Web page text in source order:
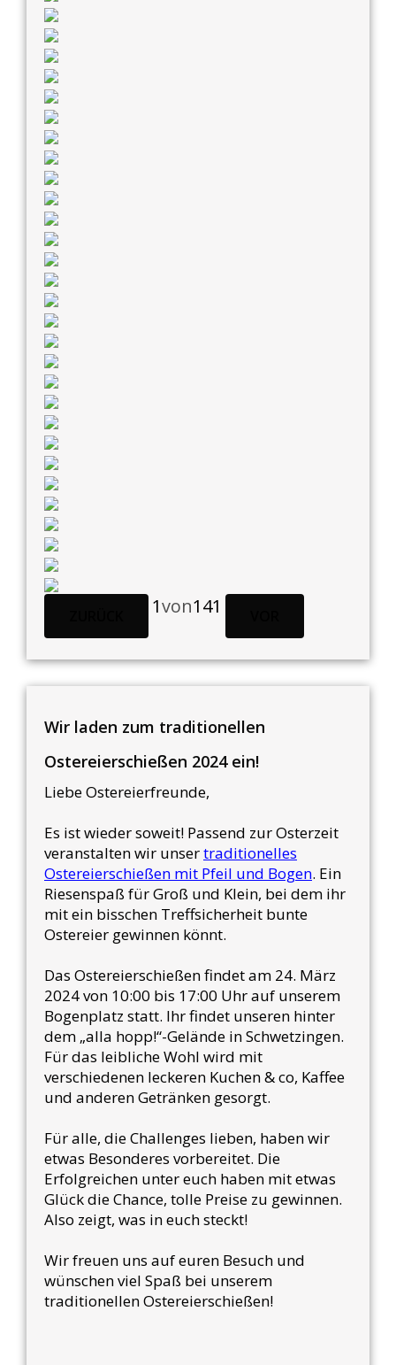
1von141
Wir laden zum traditionellen
Ostereierschießen 2024 ein!
Liebe Ostereierfreunde,
Es ist wieder soweit! Passend zur Osterzeit
veranstalten wir unsertraditionelles
Ostereierschießen mit Pfeil und Bogen. Ein
Riesenspaß für Groß und Klein, bei dem ihr
mit ein bisschen Treffsicherheit bunte
Ostereier gewinnen könnt.
Das Ostereierschießen findet am 24. März
2024 von 10:00 bis 17:00 Uhr auf unserem
Bogenplatz statt. Ihr findet unseren hinter
dem „alla hopp!“-Gelände in Schwetzingen.
Für das leibliche Wohl wird mit
verschiedenen leckeren Kuchen & co, Kaffee
und anderen Getränken gesorgt.
Für alle, die Challenges lieben, haben wir
etwas Besonderes vorbereitet. Die
Erfolgreichen unter euch haben mit etwas
Glück die Chance, tolle Preise zu gewinnen.
Also zeigt, was in euch steckt!
Wir freuen uns auf euren Besuch und
wünschen viel Spaß bei unserem
traditionellen Ostereierschießen!